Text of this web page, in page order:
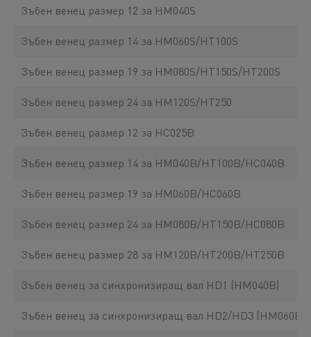
Зъбен венец размер 12 за HM040S
Зъбен венец размер 14 за HM060S/HT100S
Зъбен венец размер 19 за HM080S/HT150S/HT200S
Зъбен венец размер 24 за HM120S/HT250
Зъбен венец размер 12 за HC025B
Зъбен венец размер 14 за HM040B/HT100B/HC040B
Зъбен венец размер 19 за HM060B/HC060B
Зъбен венец размер 24 за HM080B/HT150B/HC080B
Зъбен венец размер 28 за HM120B/HT200B/HT250B
Зъбен венец за синхронизиращ вал HD1 (HM040B)
Зъбен венец за синхронизиращ вал HD2/HD3 (HM060B/